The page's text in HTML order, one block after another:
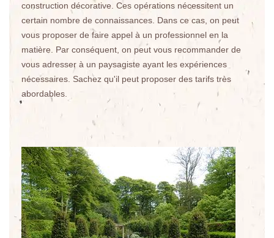
construction décorative. Ces opérations nécessitent un
certain nombre de connaissances. Dans ce cas, on peut
vous proposer de faire appel à un professionnel en la
matière. Par conséquent, on peut vous recommander de
vous adresser à un paysagiste ayant les expériences
nécessaires. Sachez qu'il peut proposer des tarifs très
abordables.